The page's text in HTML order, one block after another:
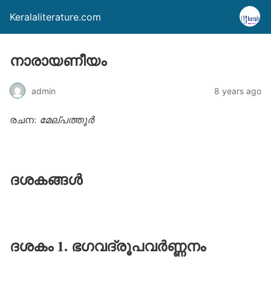
Keralaliterature.com
നാരായണീയം
admin 8 years ago
രചന: മേല്പത്തൂര്‍
ദശകങ്ങൾ
ദശകം 1. ഭഗവദ്‌രൂപവർണ്ണനം